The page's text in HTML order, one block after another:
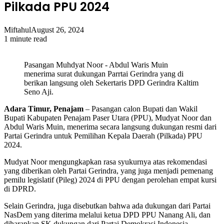
Pilkada PPU 2024
MiftahulAugust 26, 2024
1 minute read
Pasangan Muhdyat Noor - Abdul Waris Muin
menerima surat dukungan Parrtai Gerindra yang di
berikan langsung oleh Sekertaris DPD Gerindra Kaltim
Seno Aji.
Adara Timur, Penajam – Pasangan calon Bupati dan Wakil
Bupati Kabupaten Penajam Paser Utara (PPU), Mudyat Noor dan
Abdul Waris Muin, menerima secara langsung dukungan resmi dari
Partai Gerindra untuk Pemilihan Kepala Daerah (Pilkada) PPU
2024.
Mudyat Noor mengungkapkan rasa syukurnya atas rekomendasi
yang diberikan oleh Partai Gerindra, yang juga menjadi pemenang
pemilu legislatif (Pileg) 2024 di PPU dengan perolehan empat kursi
di DPRD.
Selain Gerindra, juga disebutkan bahwa ada dukungan dari Partai
NasDem yang diterima melalui ketua DPD PPU Nanang Ali, dan